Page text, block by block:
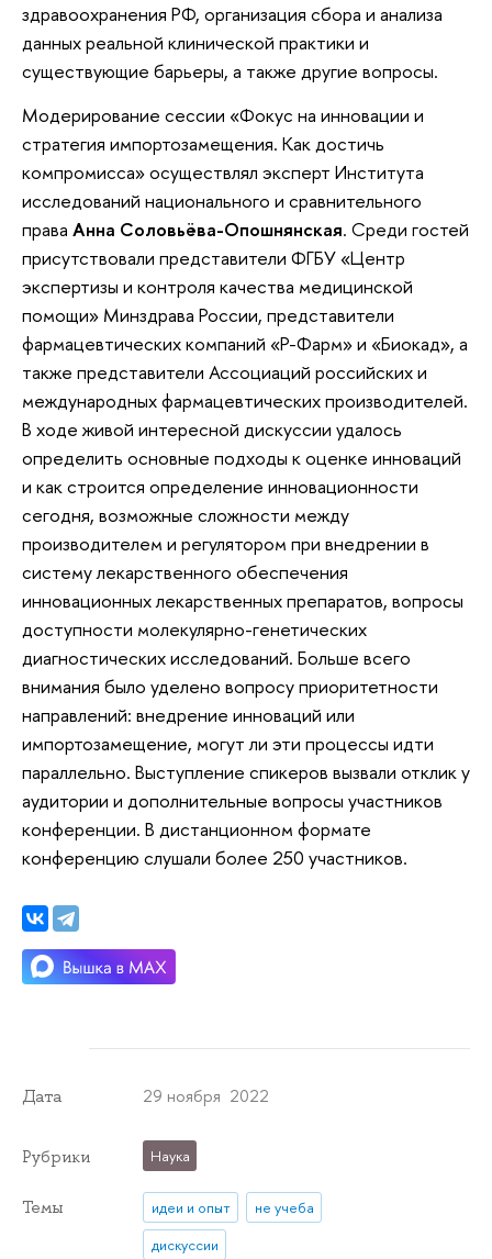
здравоохранения РФ, организация сбора и анализа
данных реальной клинической практики и
существующие барьеры, а также другие вопросы.
Модерирование сессии «Фокус на инновации и
стратегия импортозамещения. Как достичь
компромисса» осуществлял эксперт Института
исследований национального и сравнительного
права Анна Соловьёва-Опошнянская. Среди гостей
присутствовали представители ФГБУ «Центр
экспертизы и контроля качества медицинской
помощи» Минздрава России, представители
фармацевтических компаний «Р-Фарм» и «Биокад», а
также представители Ассоциаций российских и
международных фармацевтических производителей.
В ходе живой интересной дискуссии удалось
определить основные подходы к оценке инноваций
и как строится определение инновационности
сегодня, возможные сложности между
производителем и регулятором при внедрении в
систему лекарственного обеспечения
инновационных лекарственных препаратов, вопросы
доступности молекулярно-генетических
диагностических исследований. Больше всего
внимания было уделено вопросу приоритетности
направлений: внедрение инноваций или
импортозамещение, могут ли эти процессы идти
параллельно. Выступление спикеров вызвали отклик у
аудитории и дополнительные вопросы участников
конференции. В дистанционном формате
конференцию слушали более 250 участников.
Дата 29 ноября 2022
Рубрики Наука
Темы идеи и опыт
не учеба
дискуссии